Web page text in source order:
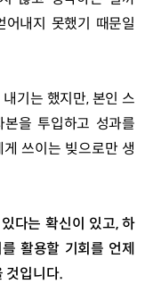
내지 못했기 때문일
기는 했지만, 본인 스
을 투입하고 성과를
쓰이는 빚으로만 생
다는 확신이 있고, 하
활용할 기회를 언제
것입니다.